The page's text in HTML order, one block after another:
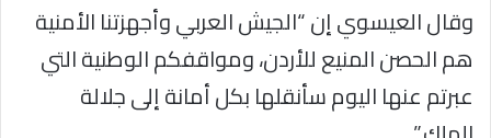
وقال العيسوي إن “الجيش العربي وأجهزتنا الأمنية
هم الحصن المنيع للأردن، ومواقفكم الوطنية التي
عبرتم عنها اليوم سأنقلها بكل أمانة إلى جلالة